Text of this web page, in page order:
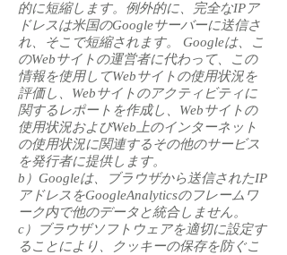
的に短縮します。例外的に、完全なIPア
ドレスは米国のGoogleサーバーに送信さ
れ、そこで短縮されます。 Googleは、こ
のWebサイトの運営者に代わって、この
情報を使用してWebサイトの使用状況を
評価し、Webサイトのアクティビティに
関するレポートを作成し、Webサイトの
使用状況およびWeb上のインターネット
の使用状況に関連するその他のサービス
を発行者に提供します。
b）Googleは、ブラウザから送信されたIP
アドレスをGoogleAnalyticsのフレームワ
ーク内で他のデータと統合しません。
c）ブラウザソフトウェアを適切に設定す
ることにより、クッキーの保存を防ぐこ